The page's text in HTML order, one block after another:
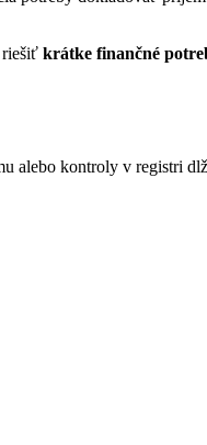
riešiť krátke finančné
alebo kontroly v registri